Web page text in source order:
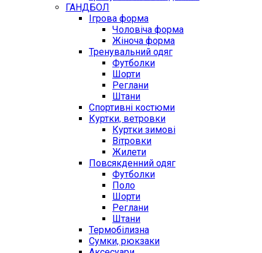
ГАНДБОЛ
Ігрова форма
Чоловіча форма
Жіноча форма
Тренувальний одяг
Футболки
Шорти
Реглани
Штани
Спортивні костюми
Куртки, ветровки
Куртки зимові
Вітровки
Жилети
Повсякденний одяг
Футболки
Поло
Шорти
Реглани
Штани
Термобілизна
Сумки, рюкзаки